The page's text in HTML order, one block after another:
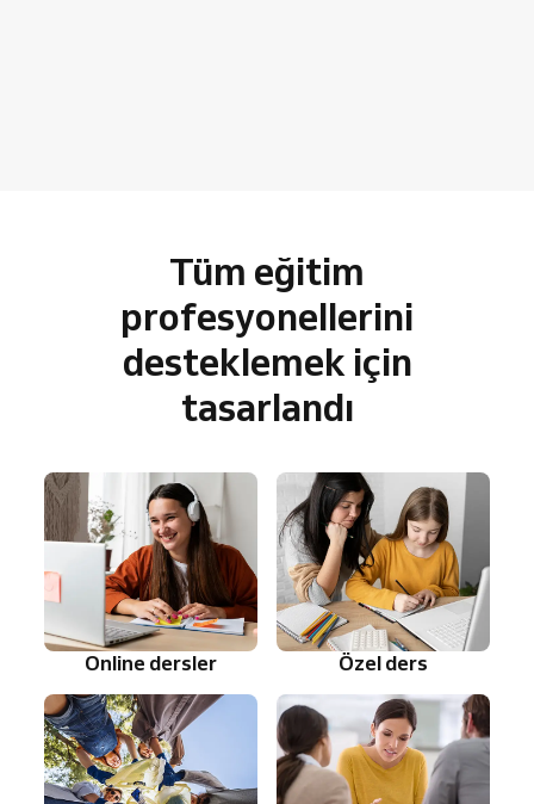
Tüm eğitim
profesyonellerini
desteklemek için
tasarlandı
Online dersler Özel ders